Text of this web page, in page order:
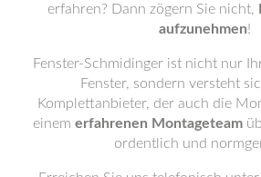
erfahren? Dann zögern Sie nicht,
aufzunehmen!
Fenster-Schmidinger ist nicht nur
Fenster, sondern versteht
Komplettanbieter, der auch die
einem erfahrenen Montageteam
ordentlich und